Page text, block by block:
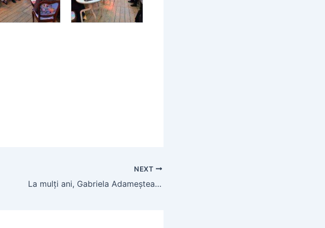
NEXT
La mulți ani, Gabriela Adameșteanu!